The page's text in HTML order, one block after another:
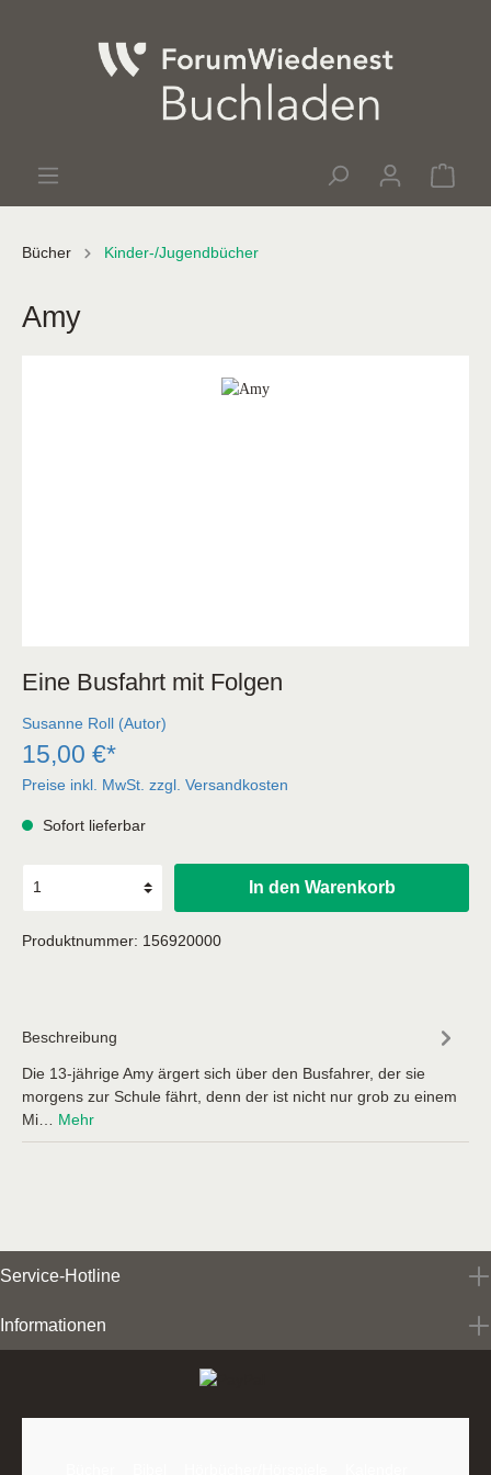
Bücher Kinder-/Jugendbücher
Amy
Eine Busfahrt mit Folgen
Susanne Roll (Autor)
15,00 €*
Preise inkl. MwSt. zzgl. Versandkosten
Sofort lieferbar
In den Warenkorb
Produktnummer: 156920000
Beschreibung
Die 13-jährige Amy ärgert sich über den Busfahrer, der sie
morgens zur Schule fährt, denn der ist nicht nur grob zu einem
Mi… Mehr
Service-Hotline
Informationen